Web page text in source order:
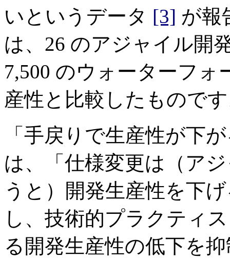
いというデータ [3] が報
は、26 のアジャイル開
7,500 のウォーターフ
産性と比較したもので
「手戻りで生産性が下
は、「仕様変更は（ア
うと）開発生産性を下
し、技術的プラクティ
る開発生産性の低下を